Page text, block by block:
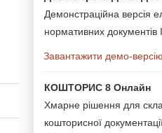
Демонстраційна версія
нормативних
Завантажити демо-версію
КОШТОРИС 8 Онлайн
Хмарне рішення для
кошторисної